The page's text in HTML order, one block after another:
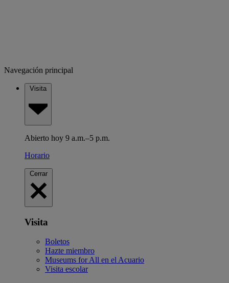
Navegación principal
Visita
Abierto hoy 9 a.m.–5 p.m.
Horario
Cerrar
Visita
Boletos
Hazte miembro
Museums for All en el Acuario
Visita escolar